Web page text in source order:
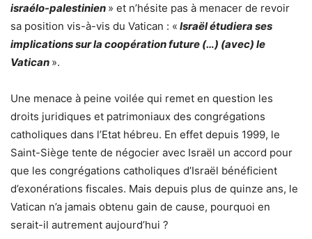
israélo-palestinien » et n’hésite pas à menacer de revoir
sa position vis-à-vis du Vatican : « Israël étudiera ses
implications sur la coopération future (…) (avec) le
Vatican ».
Une menace à peine voilée qui remet en question les
droits juridiques et patrimoniaux des congrégations
catholiques dans l’Etat hébreu. En effet depuis 1999, le
Saint-Siège tente de négocier avec Israël un accord pour
que les congrégations catholiques d’Israël bénéficient
d’exonérations fiscales. Mais depuis plus de quinze ans, le
Vatican n’a jamais obtenu gain de cause, pourquoi en
serait-il autrement aujourd’hui ?